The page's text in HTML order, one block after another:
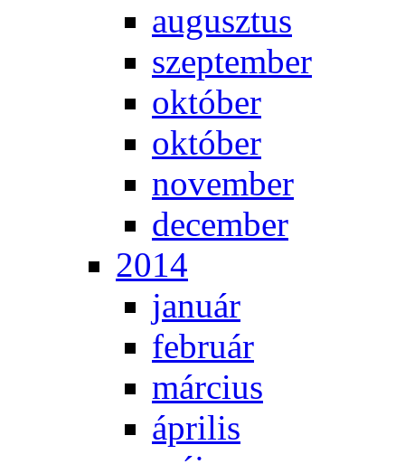
au­gusz­tus
szep­tem­ber
ok­tó­ber
ok­tó­ber
no­vem­ber
de­cem­ber
2014
ja­nu­ár
feb­ru­ár
már­ci­us
áp­ri­lis